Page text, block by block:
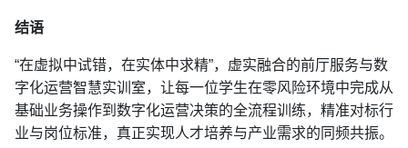
结语
“在虚拟中试错，在实体中求精”，虚实融合的前厅服务与数
字化运营智慧实训室， 让每一位学生在零风险环境中完成从
基础业务操作到数字化运营决策的全流程训练，精准对标行
业与岗位标准，真正实现人才培养与产业需求的同频共振。